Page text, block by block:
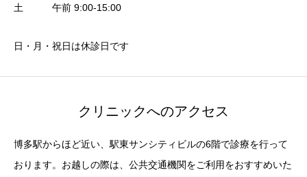
土 午前 9:00-15:00
日・月・祝日は休診日です
クリニックへのアクセス
博多駅からほど近い、駅東サンシティビルの6階で診療を行って
おります。お越しの際は、公共交通機関をご利用をおすすめいた